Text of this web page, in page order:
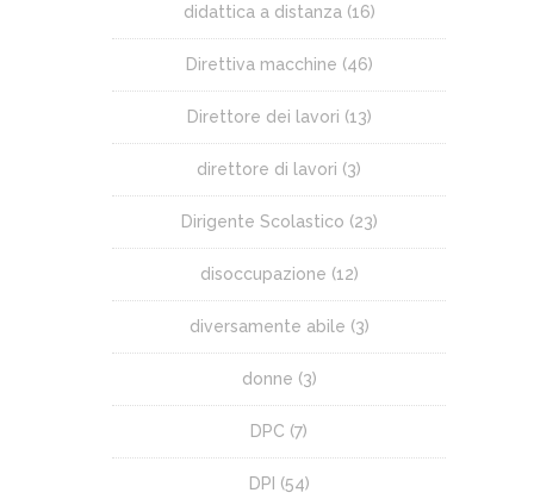
didattica a distanza (16)
Direttiva macchine (46)
Direttore dei lavori (13)
direttore di lavori (3)
Dirigente Scolastico (23)
disoccupazione (12)
diversamente abile (3)
donne (3)
DPC (7)
DPI (54)